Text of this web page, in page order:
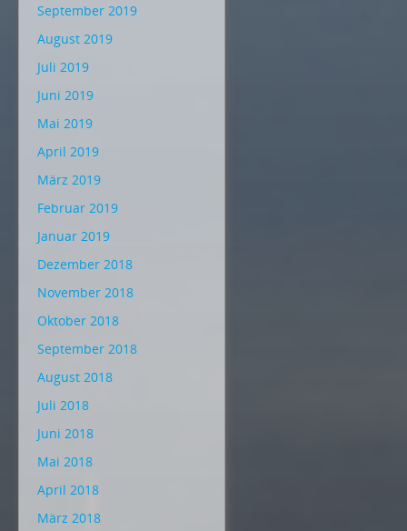
September 2019
August 2019
Juli 2019
Juni 2019
Mai 2019
April 2019
März 2019
Februar 2019
Januar 2019
Dezember 2018
November 2018
Oktober 2018
September 2018
August 2018
Juli 2018
Juni 2018
Mai 2018
April 2018
März 2018